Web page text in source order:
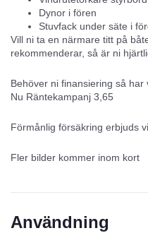
Dynor i fören
Stuvfack under säte i
Vill ni ta en närmare titt på
rekommenderar, så är ni
Behöver ni finansiering så har
Nu Räntekampanj 3,65
Förmånlig försäkring erbjuds
Fler bilder kommer inom kort
Användning